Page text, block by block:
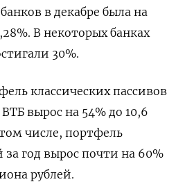
в декабре была на
В некоторых банках
30%.
классических пассивов
вырос на 54% до 10,6
числе, портфель
год вырос почти на 60%
рублей.